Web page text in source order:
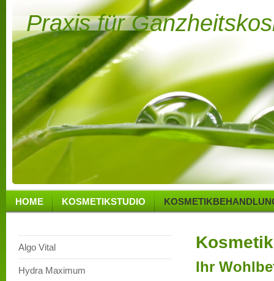
Praxis für
HOME KOSMETIKSTUDIO
Algo Vital
Hydra Maximum
Ihr